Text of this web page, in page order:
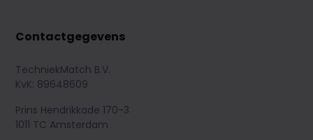
Contactgegevens
TechniekMatch B.V.
KvK: 89648609
Prins Hendrikkade 170-3
1011 TC Amsterdam